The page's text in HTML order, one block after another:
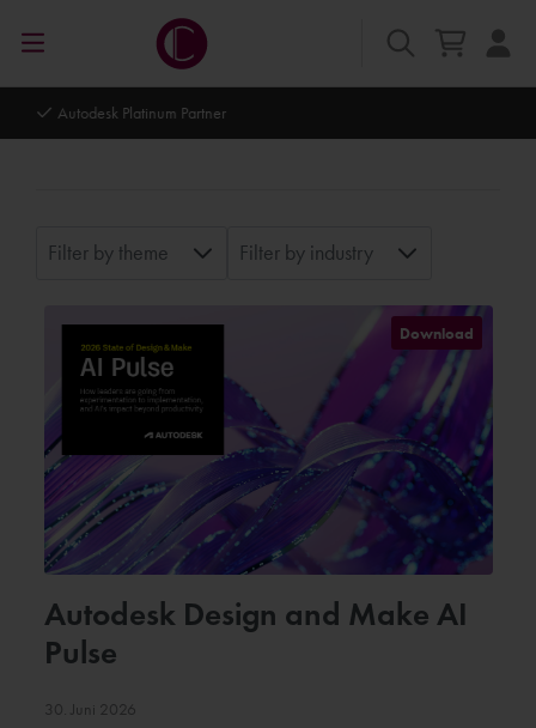
Autodesk Platinum Partner
Filter by theme Filter by industry
Download
Autodesk Design and Make AI
Pulse
30. Juni 2026